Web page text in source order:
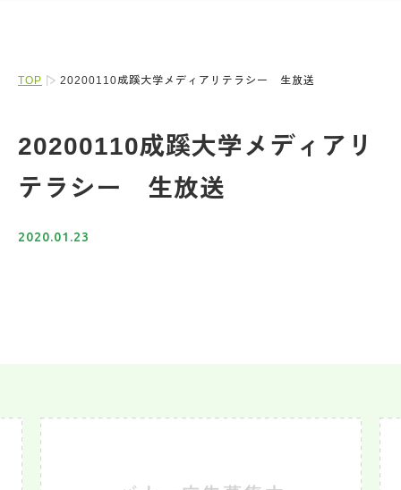
TOP 20200110成蹊大学メディアリテラシー 生放送
20200110成蹊大学メディアリ
テラシー 生放送
2020.01.23